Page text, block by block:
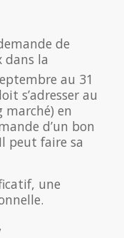
de
dans la
au 31
s’adresser au
en
d’un bon
peut faire sa
une